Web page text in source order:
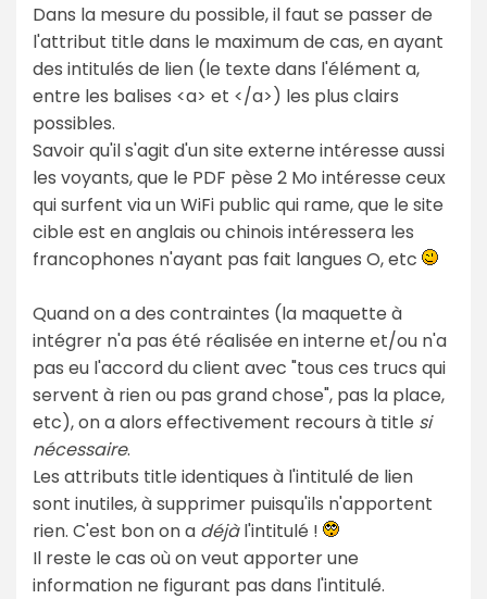
Dans la mesure du possible, il faut se passer de
l'attribut title dans le maximum de cas, en ayant
des intitulés de lien (le texte dans l'élément a,
entre les balises <a> et </a>) les plus clairs
possibles.
Savoir qu'il s'agit d'un site externe intéresse aussi
les voyants, que le PDF pèse 2 Mo intéresse ceux
qui surfent via un WiFi public qui rame, que le site
cible est en anglais ou chinois intéressera les
francophones n'ayant pas fait langues O, etc
Quand on a des contraintes (la maquette à
intégrer n'a pas été réalisée en interne et/ou n'a
pas eu l'accord du client avec "tous ces trucs qui
servent à rien ou pas grand chose", pas la place,
etc), on a alors effectivement recours à title si
nécessaire.
Les attributs title identiques à l'intitulé de lien
sont inutiles, à supprimer puisqu'ils n'apportent
rien. C'est bon on a déjàl'intitulé !
Il reste le cas où on veut apporter une
information ne figurant pas dans l'intitulé.